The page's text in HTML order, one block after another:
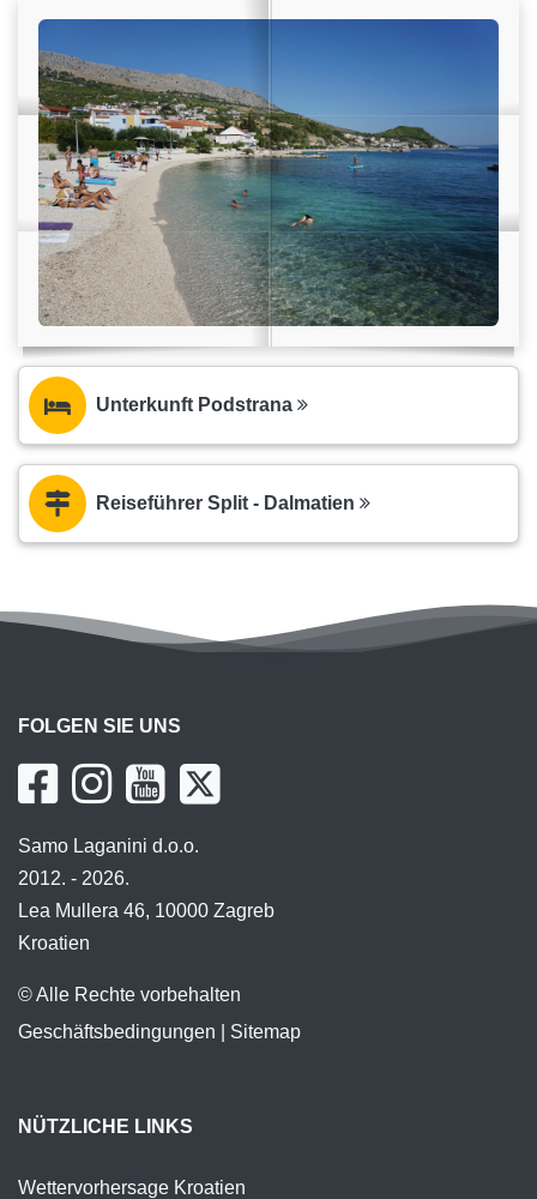
Unterkunft Podstrana
Reiseführer Split - Dalmatien
FOLGEN SIE UNS
Samo Laganini d.o.o.
2012. - 2026.
Lea Mullera 46, 10000 Zagreb
Kroatien
© Alle Rechte vorbehalten
Geschäftsbedingungen
Sitemap
NÜTZLICHE LINKS
Wettervorhersage Kroatien